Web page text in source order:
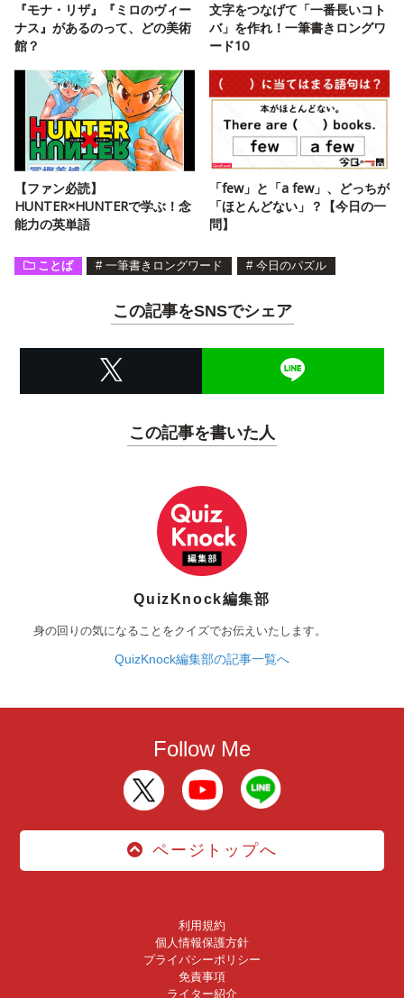
『モナ・リザ』『ミロのヴィー
ナス』があるのって、どの美術
館？
文字をつなげて「一番長いコト
バ」を作れ！一筆書きロングワ
ード10
【ファン必読】
HUNTER×HUNTERで学ぶ！念
能力の英単語
「few」と「a few」、どっちが
「ほとんどない」？【今日の一
問】
ことば # 一筆書きロングワード # 今日のパズル
この記事をSNSでシェア
この記事を書いた人
QuizKnock編集部
身の回りの気になることをクイズでお伝えいたします。
QuizKnock編集部の記事一覧へ
Follow Me
ページトップへ
利用規約
個人情報保護方針
プライバシーポリシー
免責事項
ライター紹介